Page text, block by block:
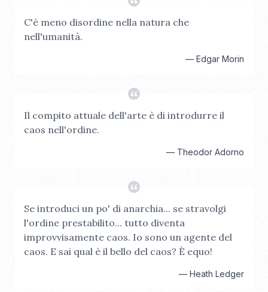
C'è meno disordine nella natura che
nell'umanità.
— Edgar Morin
Il compito attuale dell'arte è di introdurre il
caos nell'ordine.
— Theodor Adorno
Se introduci un po' di anarchia... se stravolgi
l'ordine prestabilito... tutto diventa
improvvisamente caos. Io sono un agente del
caos. E sai qual è il bello del caos? È equo!
— Heath Ledger